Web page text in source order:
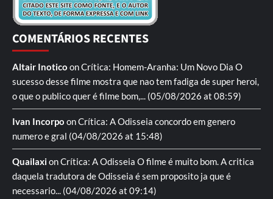
COMENTÁRIOS RECENTES
Altair Inotico onCrítica: Homem-Aranha: Um Novo Dia O
sucesso desse filme mostra que nao tem fadiga de super heroi,
o que o publico quer é filme bom,... (05/08/2026 at 08:59)
Ivan Incorpo onCrítica: A Odisseia concordo em genero
numero e gral (04/08/2026 at 15:48)
QuailaxionCrítica: A Odisseia O filme é muito bom. A critica
daquela tradutora de Odisseia é sem proposito ja que é
necessario... (04/08/2026 at 09:14)